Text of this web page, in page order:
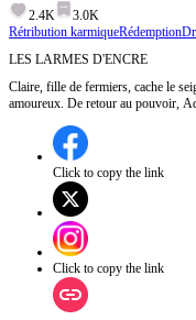
2.4K
3.0K
Rétribution karmiqueRédemption
LES LARMES D'ENCRE
Claire, fille de fermiers, cache le
amoureux. De retour au pouvoir,
vérité grâce à son style identique à
Click to copy the link
Click to copy the link